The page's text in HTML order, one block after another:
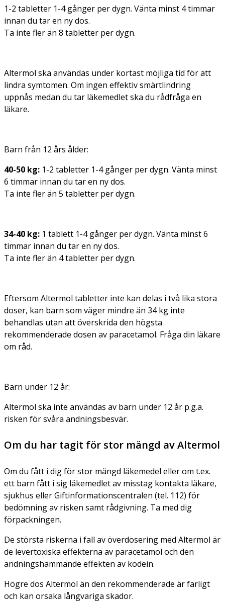
1-2 tabletter 1-4 gånger per dygn. Vänta minst 4 timmar
innan du tar en ny dos.
Ta inte fler än 8 tabletter per dygn.
Altermol ska användas under kortast möjliga tid för att
lindra symtomen. Om ingen effektiv smärtlindring
uppnås medan du tar läkemedlet ska du rådfråga en
läkare.
Barn från 12 års ålder:
40-50 kg: 1-2 tabletter 1-4 gånger per dygn. Vänta minst
6 timmar innan du tar en ny dos.
Ta inte fler än 5 tabletter per dygn.
34-40 kg: 1 tablett 1-4 gånger per dygn. Vänta minst 6
timmar innan du tar en ny dos.
Ta inte fler än 4 tabletter per dygn.
Eftersom Altermol tabletter inte kan delas i två lika stora
doser, kan barn som väger mindre än 34 kg inte
behandlas utan att överskrida den högsta
rekommenderade dosen av paracetamol. Fråga din läkare
om råd.
Barn under 12 år:
Altermol ska inte användas av barn under 12 år p.g.a.
risken för svåra andningsbesvär.
Om du har tagit för stor mängd av Altermol
Om du fått i dig för stor mängd läkemedel eller om t.ex.
ett barn fått i sig läkemedlet av misstag kontakta läkare,
sjukhus eller Giftinformationscentralen (tel. 112) för
bedömning av risken samt rådgivning. Ta med dig
förpackningen.
De största riskerna i fall av överdosering med Altermol är
de levertoxiska effekterna av paracetamol och den
andningshämmande effekten av kodein.
Högre dos Altermol än den rekommenderade är farligt
och kan orsaka långvariga skador.